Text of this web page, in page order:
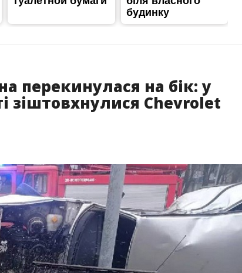
перекинулася на бік: у
зіштовхнулися Chevrolet